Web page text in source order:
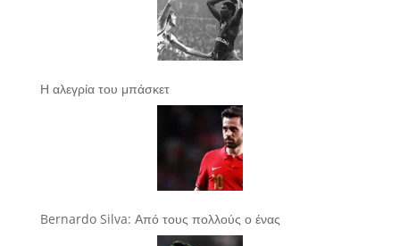
Η αλεγρία του μπάσκετ
Bernardo Silva: Από τους πολλούς ο ένας